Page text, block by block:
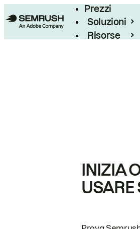
Prezzi
Soluzioni
Risorse
INIZIA
USARE